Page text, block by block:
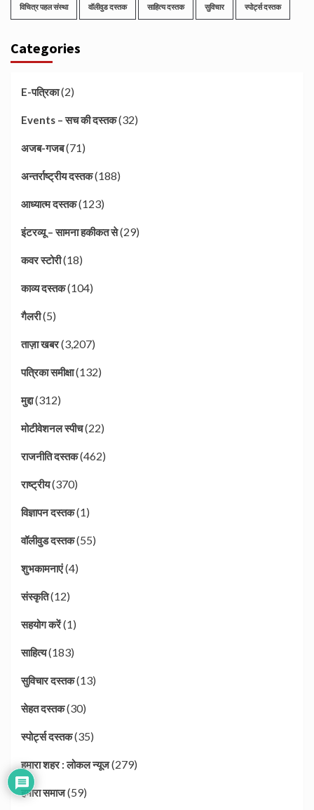
विचित्र पहल संस्था वॉलीवुड दस्तक साहित्य दस्तक सुविचार स्पोर्ट्स दस्तक
Categories
E-पत्रिका(2)
Events – सच की दस्तक(32)
अजब-गजब(71)
अन्तर्राष्ट्रीय दस्तक(188)
आध्यात्म दस्तक(123)
इंटरव्यू – सामना हकीकत से(29)
कवर स्टोरी(18)
काव्य दस्तक(104)
गैलरी(5)
ताज़ा खबर(3,207)
पत्रिका समीक्षा(132)
मुद्दा(312)
मोटीवेशनल स्पीच(22)
राजनीति दस्तक(462)
राष्ट्रीय(370)
विज्ञापन दस्तक(1)
वॉलीवुड दस्तक(55)
शुभकामनाएं(4)
संस्कृति(12)
सहयोग करें(1)
साहित्य(183)
सुविचार दस्तक(13)
सेहत दस्तक(30)
स्पोर्ट्स दस्तक(35)
हमारा शहर : लोकल न्यूज(279)
हमारा समाज(59)